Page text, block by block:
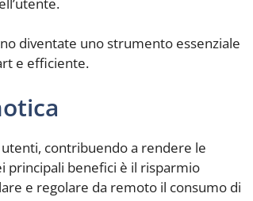
diventate uno strumento essenziale
e efficiente.
contribuendo a rendere le
principali benefici è il risparmio
e regolare da remoto il consumo di